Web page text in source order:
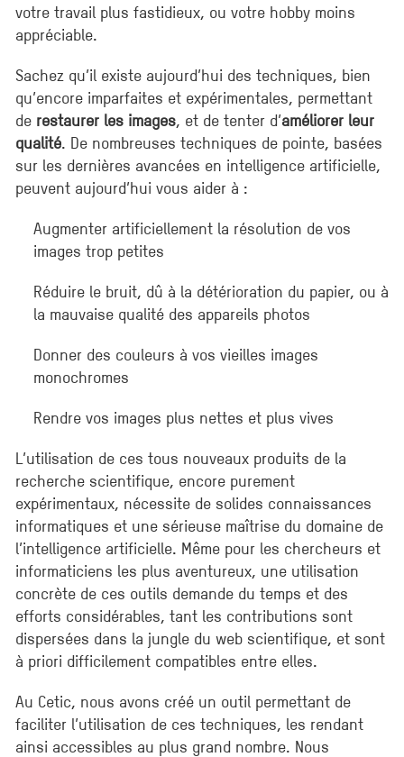
votre travail plus fastidieux, ou votre hobby moins
appréciable.
Sachez qu’il existe aujourd’hui des techniques, bien
qu’encore imparfaites et expérimentales, permettant
de restaurer les images, et de tenter d’améliorer leur
qualité. De nombreuses techniques de pointe, basées
sur les dernières avancées en intelligence artificielle,
peuvent aujourd’hui vous aider à :
Augmenter artificiellement la résolution de vos
images trop petites
Réduire le bruit, dû à la détérioration du papier, ou à
la mauvaise qualité des appareils photos
Donner des couleurs à vos vieilles images
monochromes
Rendre vos images plus nettes et plus vives
L’utilisation de ces tous nouveaux produits de la
recherche scientifique, encore purement
expérimentaux, nécessite de solides connaissances
informatiques et une sérieuse maîtrise du domaine de
l’intelligence artificielle. Même pour les chercheurs et
informaticiens les plus aventureux, une utilisation
concrète de ces outils demande du temps et des
efforts considérables, tant les contributions sont
dispersées dans la jungle du web scientifique, et sont
à priori difficilement compatibles entre elles.
Au Cetic, nous avons créé un outil permettant de
faciliter l’utilisation de ces techniques, les rendant
ainsi accessibles au plus grand nombre. Nous